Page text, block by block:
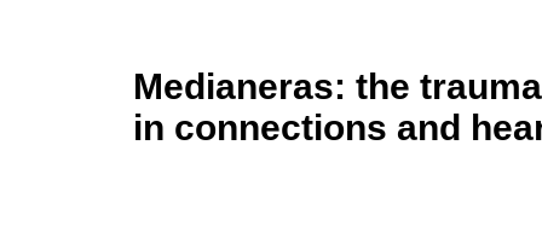
Medianeras: the
in connections and